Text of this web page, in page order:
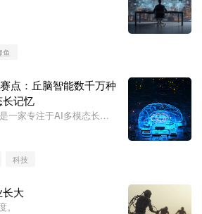
鱼
点：丘脑智能数千万种
记忆
一家专注于AI多模态长记
科技
长大